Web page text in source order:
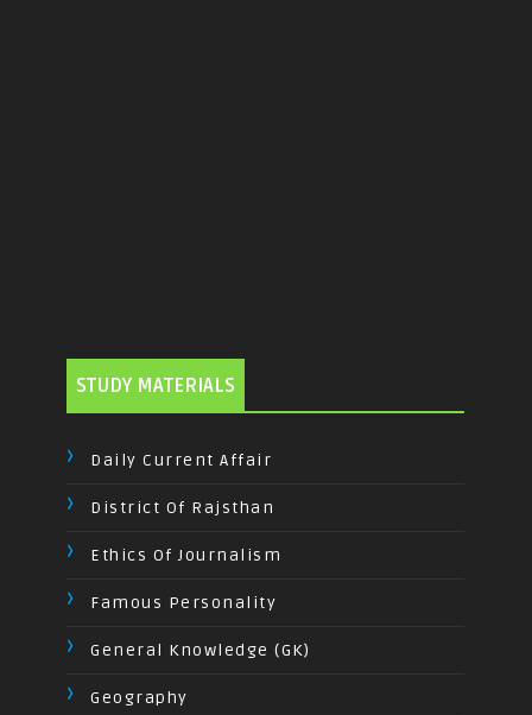
STUDY MATERIALS
Daily Current Affair
District Of Rajsthan
Ethics Of Journalism
Famous Personality
General Knowledge (GK)
Geography